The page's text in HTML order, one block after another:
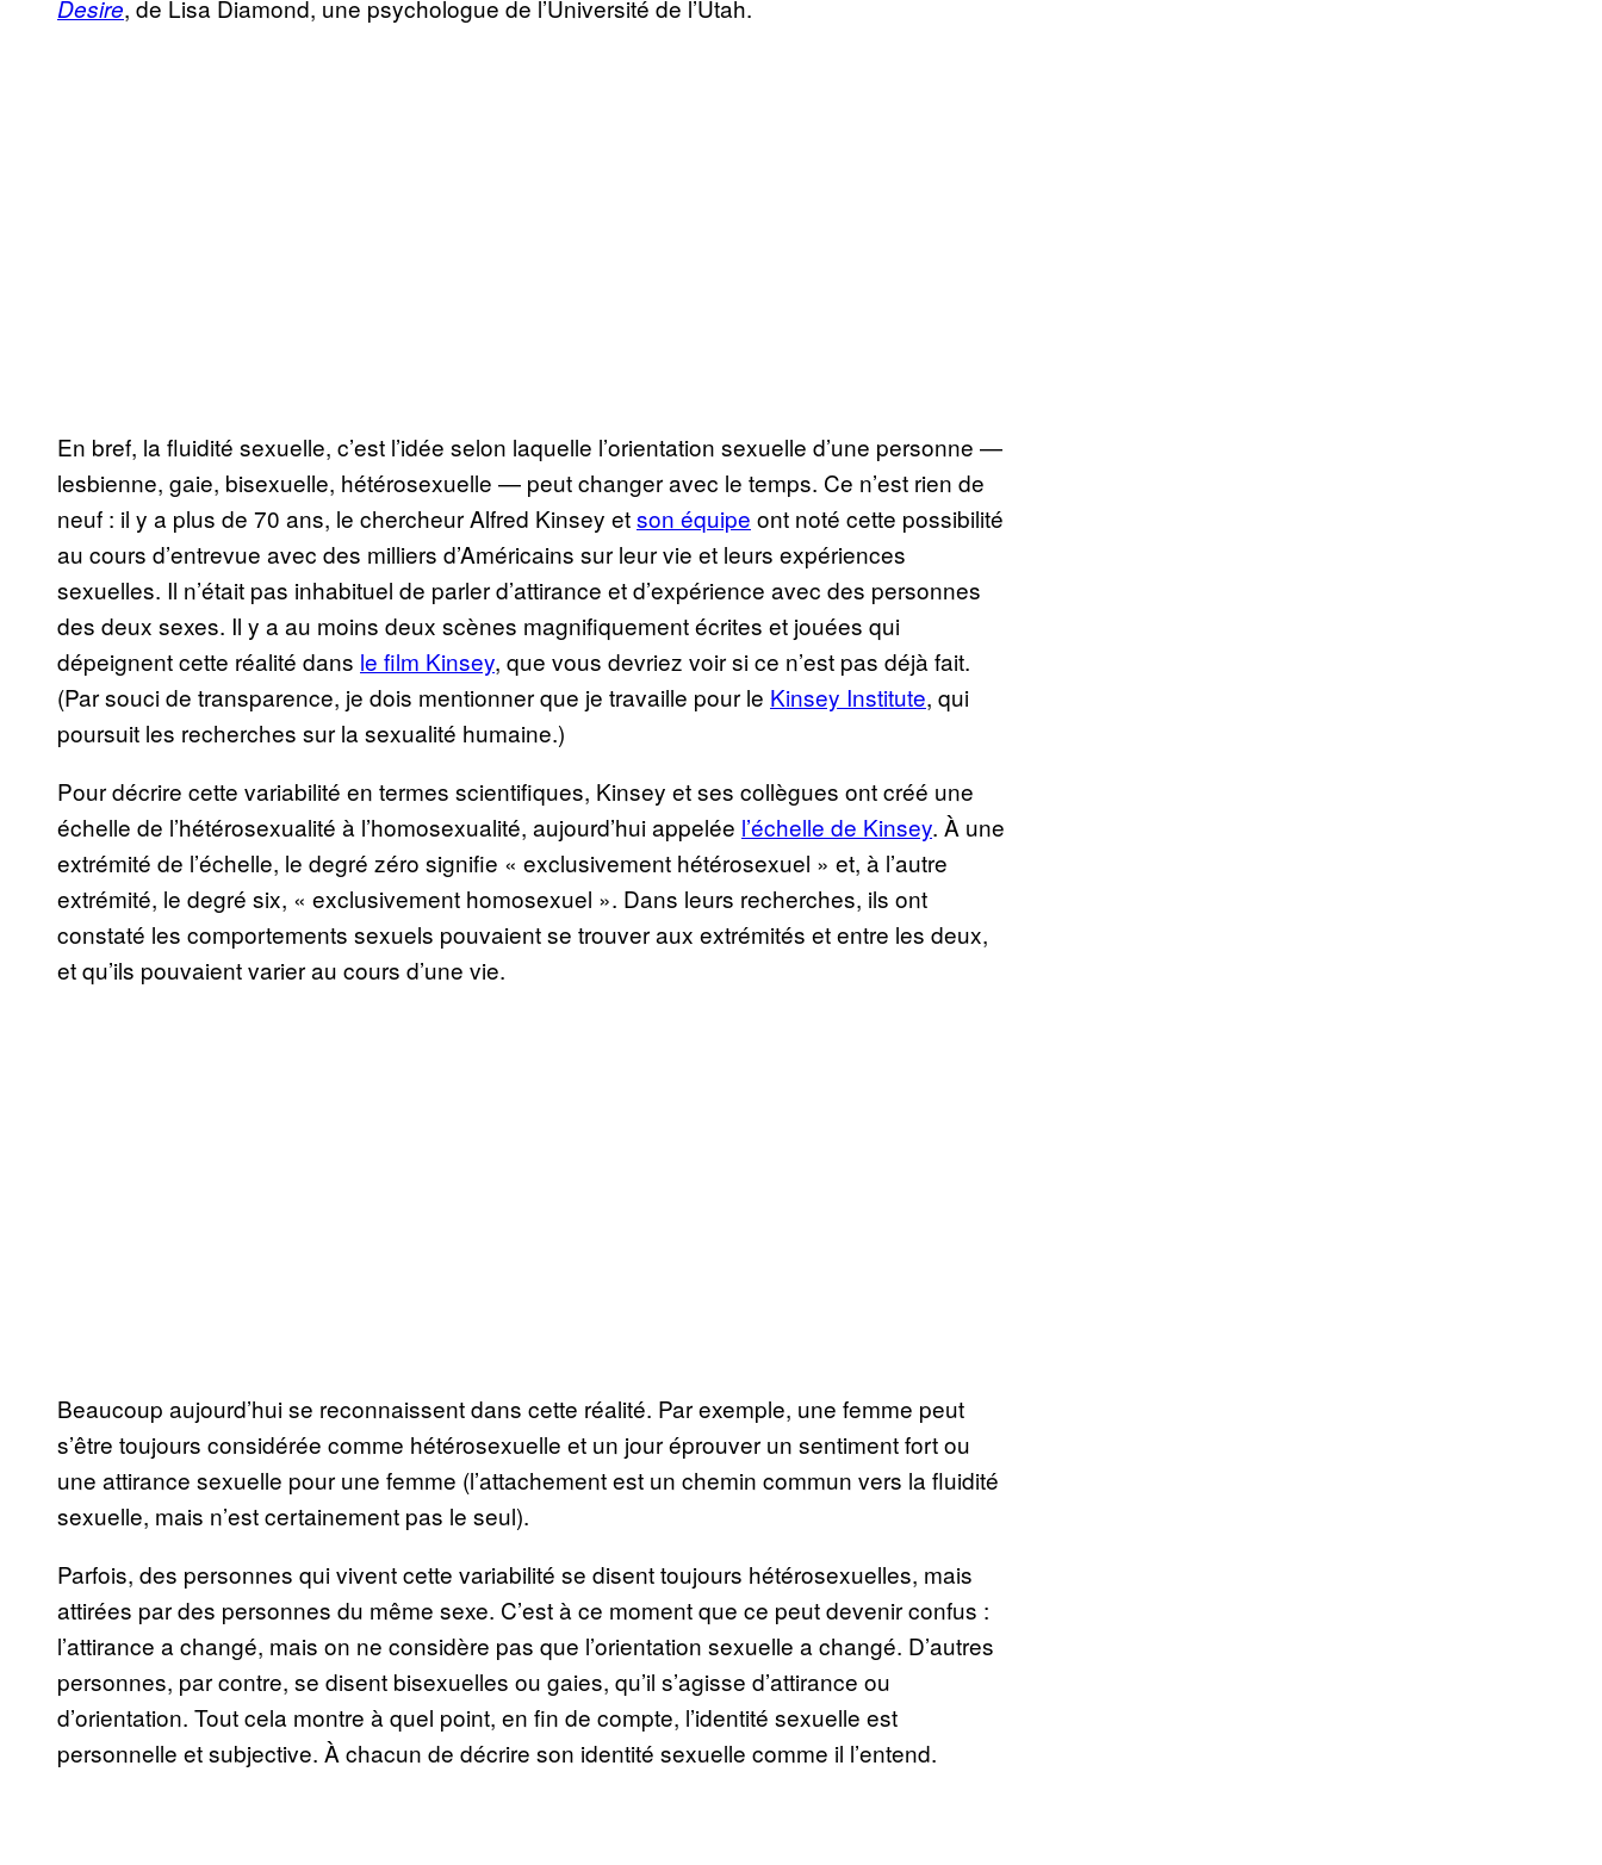
Desire, de Lisa Diamond, une psychologue de l’Université de l’Utah.
En bref, la fluidité sexuelle, c’est l’idée selon laquelle l’orientation sexuelle d’une personne —
lesbienne, gaie, bisexuelle, hétérosexuelle — peut changer avec le temps. Ce n’est rien de
neuf : il y a plus de 70 ans, le chercheur Alfred Kinsey etson équipe ont noté cette possibilité
au cours d’entrevue avec des milliers d’Américains sur leur vie et leurs expériences
sexuelles. Il n’était pas inhabituel de parler d’attirance et d’expérience avec des personnes
des deux sexes. Il y a au moins deux scènes magnifiquement écrites et jouées qui
dépeignent cette réalité dans le film Kinsey, que vous devriez voir si ce n’est pas déjà fait.
(Par souci de transparence, je dois mentionner que je travaille pour le Kinsey Institute, qui
poursuit les recherches sur la sexualité humaine.)
Pour décrire cette variabilité en termes scientifiques, Kinsey et ses collègues ont créé une
échelle de l’hétérosexualité à l’homosexualité, aujourd’hui appelée l’échelle de Kinsey. À une
extrémité de l’échelle, le degré zéro signifie « exclusivement hétérosexuel » et, à l’autre
extrémité, le degré six, « exclusivement homosexuel ». Dans leurs recherches, ils ont
constaté les comportements sexuels pouvaient se trouver aux extrémités et entre les deux,
et qu’ils pouvaient varier au cours d’une vie.
Beaucoup aujourd’hui se reconnaissent dans cette réalité. Par exemple, une femme peut
s’être toujours considérée comme hétérosexuelle et un jour éprouver un sentiment fort ou
une attirance sexuelle pour une femme (l’attachement est un chemin commun vers la fluidité
sexuelle, mais n’est certainement pas le seul).
Parfois, des personnes qui vivent cette variabilité se disent toujours hétérosexuelles, mais
attirées par des personnes du même sexe. C’est à ce moment que ce peut devenir confus :
l’attirance a changé, mais on ne considère pas que l’orientation sexuelle a changé. D’autres
personnes, par contre, se disent bisexuelles ou gaies, qu’il s’agisse d’attirance ou
d’orientation. Tout cela montre à quel point, en fin de compte, l’identité sexuelle est
personnelle et subjective. À chacun de décrire son identité sexuelle comme il l’entend.